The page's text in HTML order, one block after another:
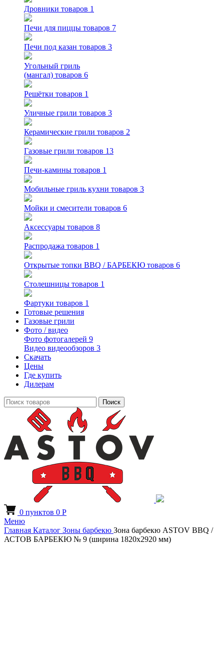
Дровники товаров 1
Печи для пиццы товаров 7
Печи под казан товаров 3
Угольный гриль
(мангал) товаров 6
Решётки товаров 1
Уличные грили товаров 3
Керамические грили товаров 2
Газовые грили товаров 13
Печи-камины товаров 1
Мобильные гриль кухни товаров 3
Мойки и смесители товаров 6
Аксессуары товаров 8
Распродажа товаров 1
Открытые топки BBQ / БАРБЕКЮ товаров 6
Столешницы товаров 1
Фартуки товаров 1
Готовые решения
Газовые грили
Фото / видео
Фото фотогалерей 9
Видео видеообзоров 3
Скачать
Цены
Где купить
Дилерам
Поиск
0 пунктов 0 Р
Меню
Главная Каталог Зоны барбекю Зона барбекю ASTOV BBQ /
АСТОВ БАРБЕКЮ № 9 (ширина 1820х2920 мм)